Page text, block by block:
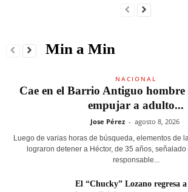
Min a Min
NACIONAL
Cae en el Barrio Antiguo hombre
empujar a adulto...
Jose Pérez - agosto 8, 2026
Luego de varias horas de búsqueda, elementos de
lograron detener a Héctor, de 35 años,
responsable...
El “Chucky” Lozano regresa